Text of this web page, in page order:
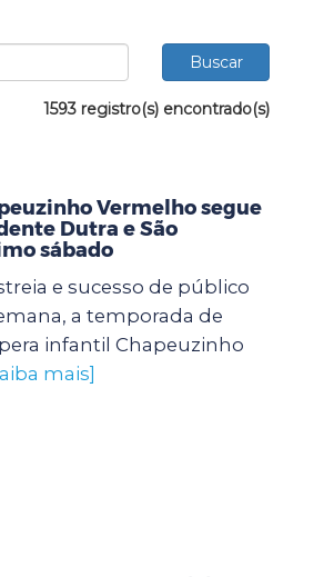
1593 registro(s) encontrado(s)
Vermelho segue
Dutra e São
sábado
e sucesso de público
a temporada de
infantil Chapeuzinho
mais]